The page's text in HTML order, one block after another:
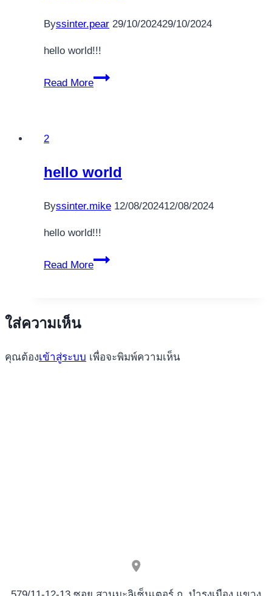
among
players
Byssinter.pear 29/10/202429/10/2024
hello world!!!
Read More
hello
2
hello world
Byssinter.mike 12/08/202412/08/2024
hello world!!!
Read More
hello
ใส่ความเห็น
คุณต้องเข้าสู่ระบบ เพื่อจะพิมพ์ความเห็น